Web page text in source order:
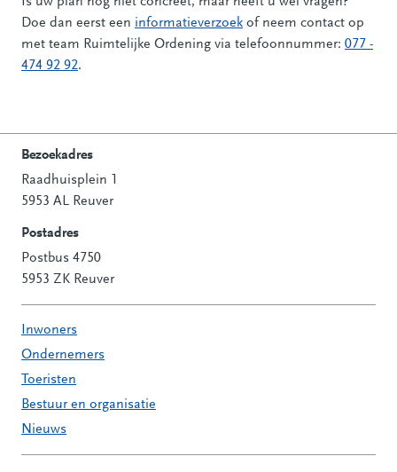
Doe dan eerst een informatieverzoek of neem contact op
met team Ruimtelijke Ordening via telefoonnummer: 077 -
474 92 92.
Contactinformatie
Bezoekadres
Raadhuisplein 1
5953 AL Reuver
Postadres
Postbus 4750
5953 ZK Reuver
Inwoners
Ondernemers
Toeristen
Bestuur en organisatie
Nieuws